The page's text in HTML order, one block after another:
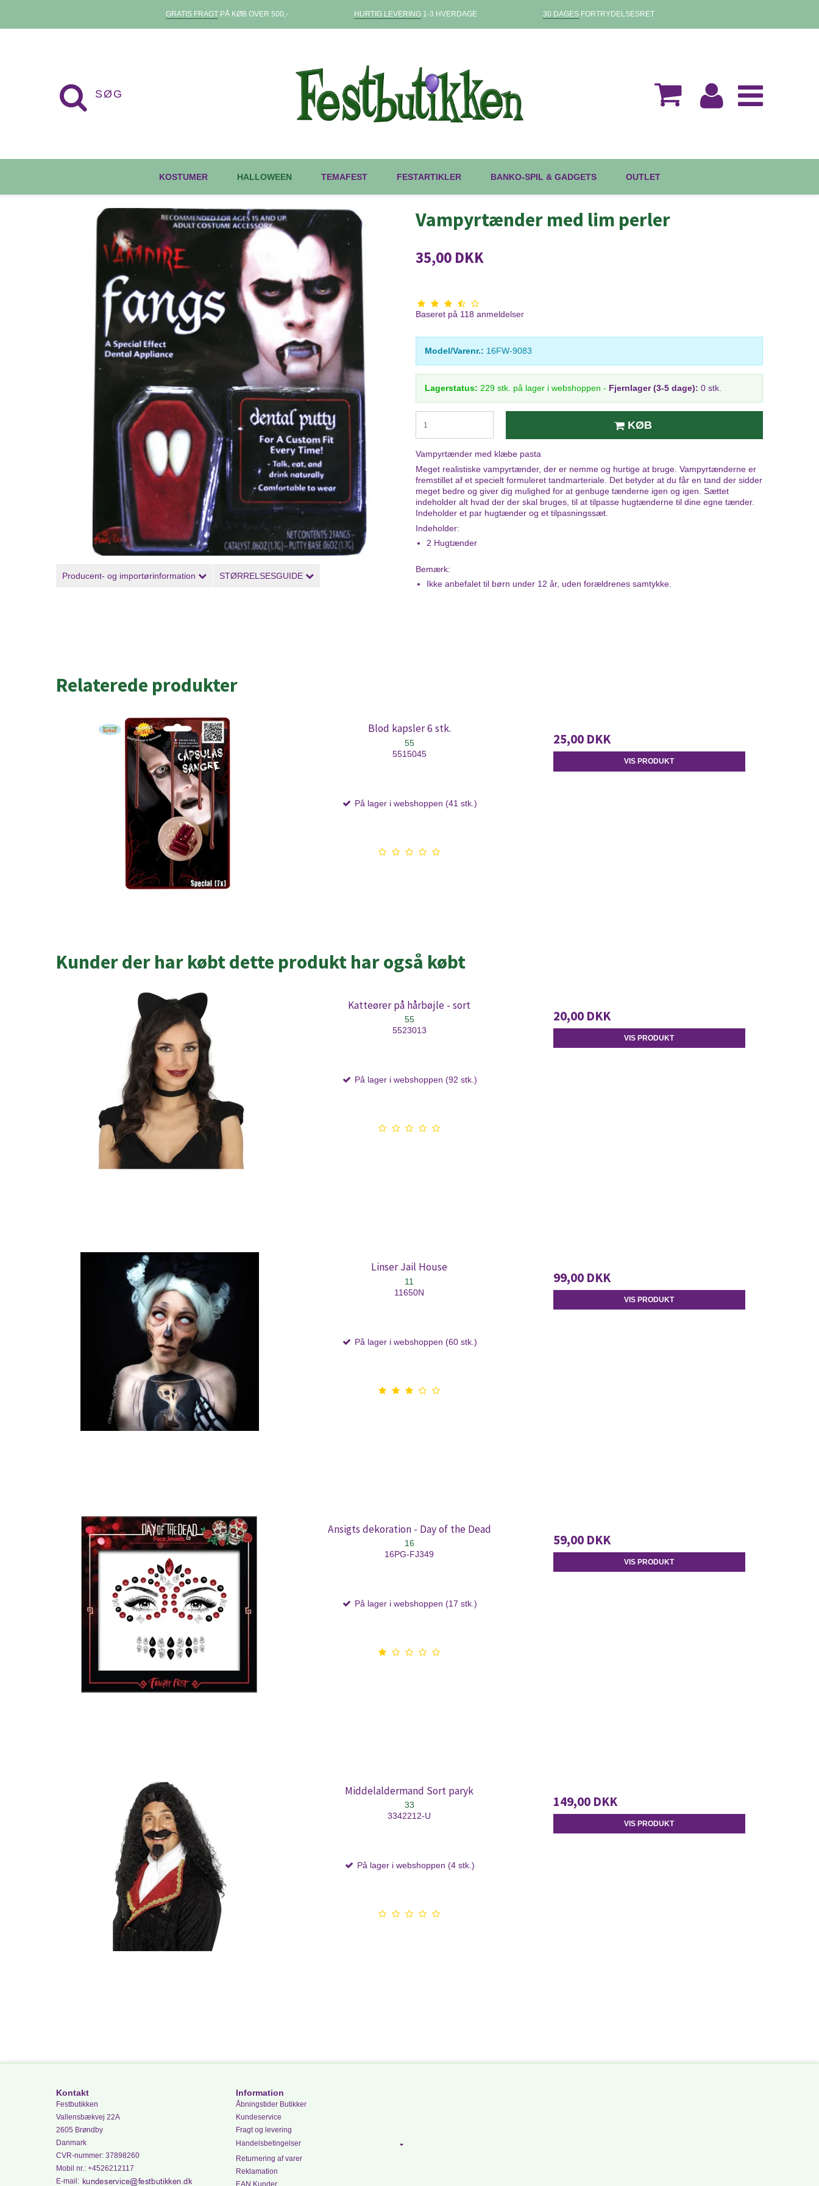
GRATIS FRAGTPÅ KØB OVER 500,- HURTIG LEVERING1-3 HVERDAGE 30 DAGESFORTRYDELSESRET
KOSTUMER HALLOWEEN TEMAFEST FESTARTIKLER BANKO-SPIL & GADGETS OUTLET
Producent- og importørinformation STØRRELSESGUIDE
Vampyrtænder med lim perler
35,00 DKK
Baseret på 118 anmeldelser
Model/Varenr.: 16FW-9083
Lagerstatus: 229 stk. på lager i webshoppen - Fjernlager (3-5 dage): 0 stk.
KØB
Vampyrtænder med klæbe pasta
Meget realistiske vampyrtænder, der er nemme og hurtige at bruge. Vampyrtænderne er
fremstillet af et specielt formuleret tandmarteriale. Det betyder at du får en tand der sidder
meget bedre og giver dig mulighed for at genbuge tænderne igen og igen. Sættet
indeholder alt hvad der der skal bruges, til at tilpasse hugtænderne til dine egne tænder.
Indeholder et par hugtænder og et tilpasningssæt.
Indeholder:
2 Hugtænder
Bemærk:
Ikke anbefalet til børn under 12 år, uden forældrenes samtykke.
Relaterede produkter
Blod kapsler 6 stk.
55
5515045
På lager i webshoppen (41 stk.)
25,00 DKK
VIS PRODUKT
Kunder der har købt dette produkt har også købt
Katteører på hårbøjle - sort
55
5523013
På lager i webshoppen (92 stk.)
20,00 DKK
VIS PRODUKT
Linser Jail House
11
11650N
På lager i webshoppen (60 stk.)
99,00 DKK
VIS PRODUKT
Ansigts dekoration - Day of the Dead
16
16PG-FJ349
På lager i webshoppen (17 stk.)
59,00 DKK
VIS PRODUKT
Middelaldermand Sort paryk
33
3342212-U
På lager i webshoppen (4 stk.)
149,00 DKK
VIS PRODUKT
Kontakt
Festbutikken
Vallensbækvej 22A
2605 Brøndby
Danmark
CVR-nummer: 37898260
Mobil nr.: +4526212117
E-mail :
Information
Åbningstider Butikker
Kundeservice
Fragt og levering
Handelsbetingelser
Returnering af varer
Reklamation